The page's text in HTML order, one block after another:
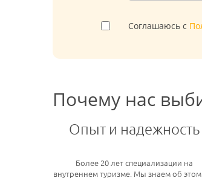
Соглашаюсь с
Почему нас
Опыт и надежность
Более 20 лет специализации на
внутреннем туризме. Мы знаем об этом